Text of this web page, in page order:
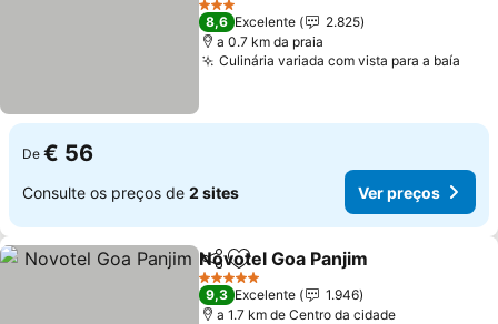
3 Estrelas
8,6 Excelente
2.825
a 0.7 km da praia
Culinária variada com vista para a baía
De € 56
Consulte os preços de 2 sites Ver preços
PartilharAdicionar aos favoritos
Novotel Goa Panjim
5 Estrelas
9,3 Excelente
1.946
a 1.7 km de Centro da cidade